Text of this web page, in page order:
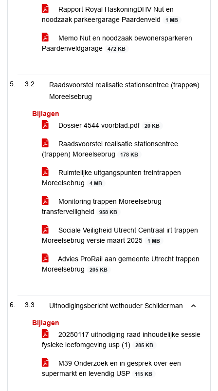
Rapport Royal HaskoningDHV Nut en
noodzaak parkeergarage Paardenveld
1 MB
Memo Nut en noodzaak bewonersparkeren
Paardenveldgarage
472 KB
3.2
Raadsvoorstel realisatie stationsentree (trappen)
Moreelsebrug
Bijlagen
Dossier 4544 voorblad.pdf
20 KB
Raadsvoorstel realisatie stationsentree
(trappen) Moreelsebrug
178 KB
Ruimtelijke uitgangspunten treintrappen
Moreelsebrug
4 MB
Monitoring trappen Moreelsebrug
transferveiligheid
958 KB
Sociale Veiligheid Utrecht Centraal irt trappen
Moreelsebrug versie maart 2025
1 MB
Advies ProRail aan gemeente Utrecht trappen
Moreelsebrug
205 KB
3.3 Uitnodigingsbericht wethouder Schilderman
Bijlagen
20250117 uitnodiging raad inhoudelijke sessie
fysieke leefomgeving usp (1)
285 KB
M39 Onderzoek en in gesprek over een
supermarkt en levendig USP
115 KB